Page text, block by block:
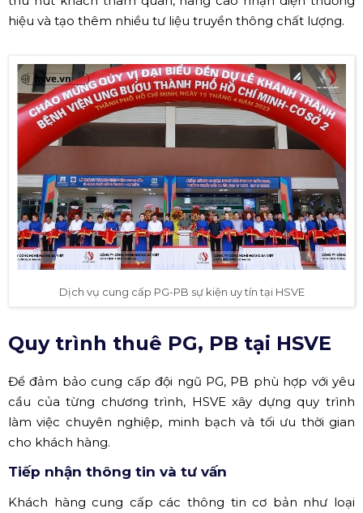
hiệu và tạo thêm nhiều tư liệu truyền thông chất lượng.
Dịch vụ cung cấp PG-PB sự kiện uy tín tại HSVE
Quy trình thuê PG, PB tại HSVE
Để đảm bảo cung cấp đội ngũ PG, PB phù hợp với yêu
cầu của từng chương trình, HSVE xây dựng quy trình
làm việc chuyên nghiệp, minh bạch và tối ưu thời gian
cho khách hàng.
Tiếp nhận thông tin và tư vấn
Khách hàng cung cấp các thông tin cơ bản như loại